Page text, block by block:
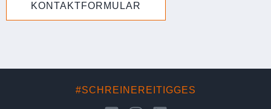
KONTAKTFORMULAR
#SCHREINEREITIGGES